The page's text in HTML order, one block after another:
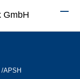
APSH